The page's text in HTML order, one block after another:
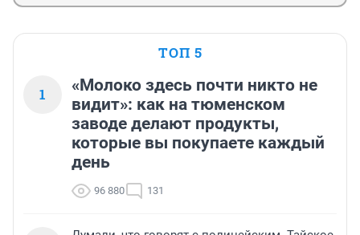
ТОП 5
1
«Молоко здесь почти никто не
видит»: как на тюменском
заводе делают продукты,
которые вы покупаете каждый
день
96 880 131